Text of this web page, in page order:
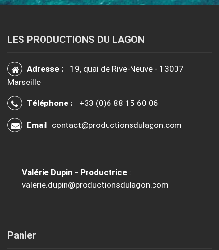
LES PRODUCTIONS DU LAGON
Adresse :
19, quai de Rive-Neuve - 13007
Marseille
Téléphone : +33 (0)6 88 15 60 06
Email contact@productionsdulagon.com
Valérie Dupin - Productrice :
valerie.dupin@productionsdulagon.com
Panier